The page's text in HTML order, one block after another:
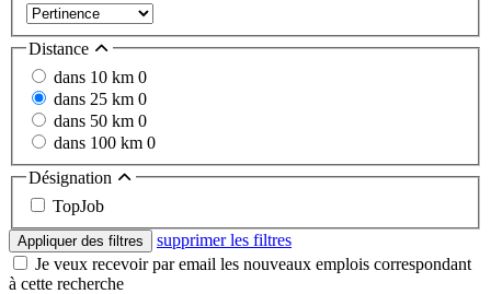
Distance
dans 10 km 0
dans 25 km 0
dans 50 km 0
dans 100 km 0
Désignation
TopJob
Appliquer des filtres
supprimer les filtres
Je veux recevoir par email les nouveaux emplois correspondant
à cette recherche